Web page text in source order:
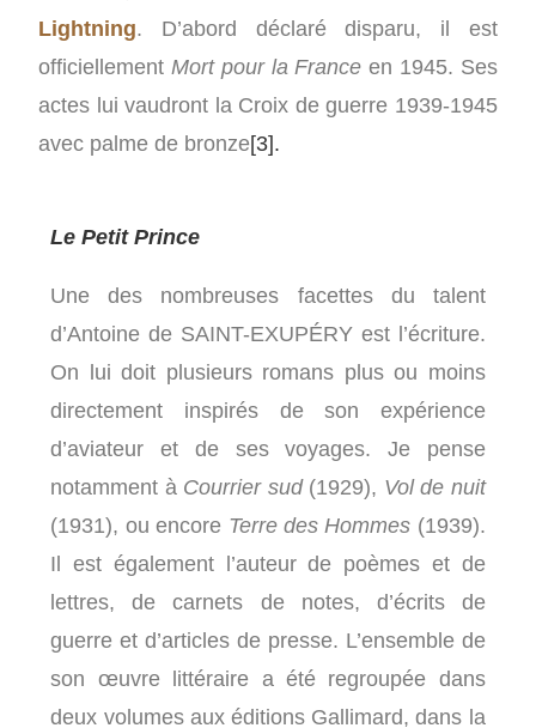
Lightning. D’abord déclaré disparu, il est
officiellementMort pour la France en 1945. Ses
actes lui vaudront la Croix de guerre 1939-1945
avec palme de bronze[3].
Le Petit Prince
Une des nombreuses facettes du talent
d’Antoine de SAINT-EXUPÉRY est l’écriture.
On lui doit plusieurs romans plus ou moins
directement inspirés de son expérience
d’aviateur et de ses voyages. Je pense
notamment à Courrier sud(1929), Vol de nuit
(1931), ou encore Terre des Hommes (1939).
Il est également l’auteur de poèmes et de
lettres, de carnets de notes, d’écrits de
guerre et d’articles de presse. L’ensemble de
son œuvre littéraire a été regroupée dans
deux volumes aux éditions Gallimard, dans la